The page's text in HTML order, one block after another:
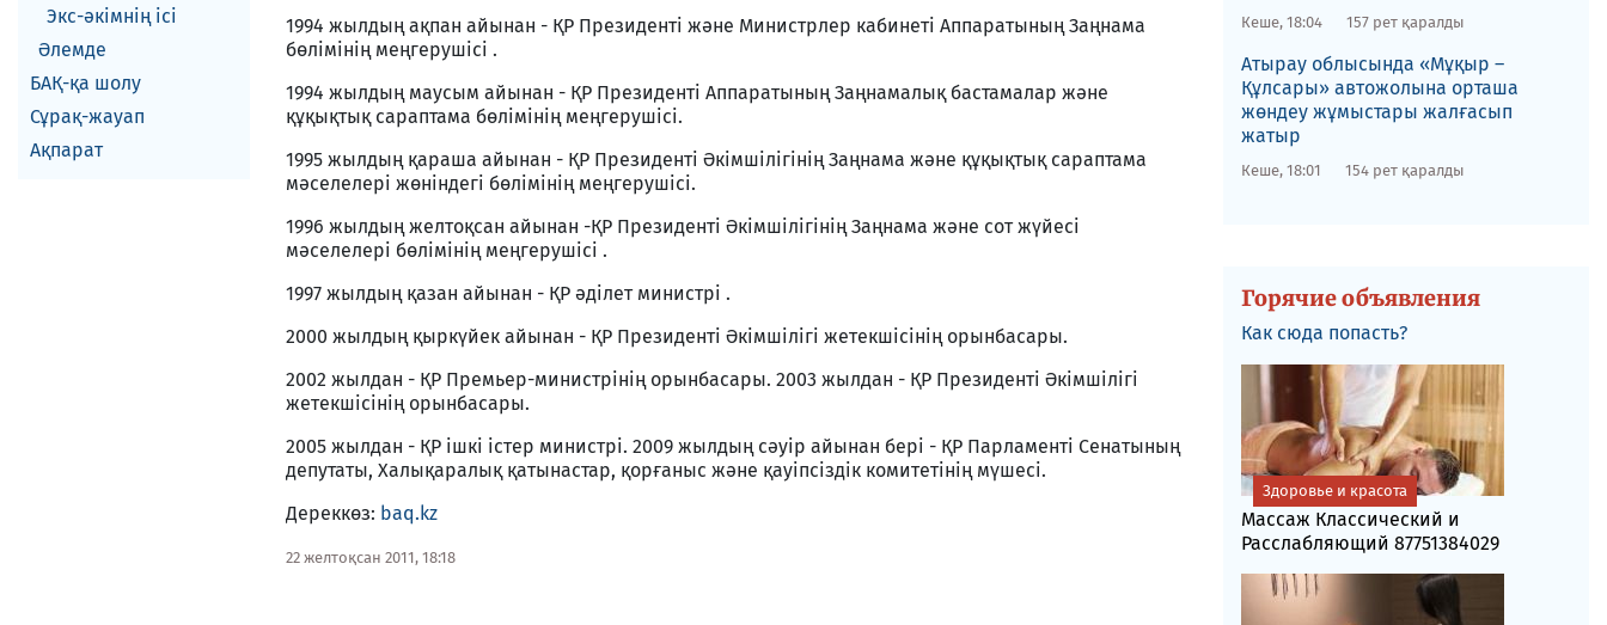
Экс-әкiмнiң iсi
Әлемде
БАҚ-қа шолу
Сұрақ-жауап
Ақпарат
1994 жылдың ақпан айынан - ҚР Президенті және Министрлер кабинеті Аппаратының Заңнама
бөлімінің меңгерушісі .
1994 жылдың маусым айынан - ҚР Президенті Аппаратының Заңнамалық бастамалар және
құқықтық сараптама бөлімінің меңгерушісі.
1995 жылдың қараша айынан - ҚР Президенті Әкімшілігінің Заңнама және құқықтық сараптама
мәселелері жөніндегі бөлімінің меңгерушісі.
1996 жылдың желтоқсан айынан -ҚР Президенті Әкімшілігінің Заңнама және сот жүйесі
мәселелері бөлімінің меңгерушісі .
1997 жылдың қазан айынан - ҚР әділет министрі .
2000 жылдың қыркүйек айынан - ҚР Президенті Әкімшілігі жетекшісінің орынбасары.
2002 жылдан - ҚР Премьер-министрінің орынбасары. 2003 жылдан - ҚР Президенті Әкімшілігі
жетекшісінің орынбасары.
2005 жылдан - ҚР ішкі істер министрі. 2009 жылдың сәуір айынан бері - ҚР Парламенті Сенатының
депутаты, Халықаралық қатынастар, қорғаныс және қауіпсіздік комитетінің мүшесі.
Дереккөз: baq.kz
22 желтоқсан 2011, 18:18
Кеше, 18:04 157 рет қаралды
​Атырау облысында «Мұқыр –
Құлсары» автожолына орташа
жөндеу жұмыстары жалғасып
жатыр
Кеше, 18:01 154 рет қаралды
Горячие объявления
Как сюда попасть?
Массаж Классический и
Расслабляющий 87751384029
Здоровье и красота